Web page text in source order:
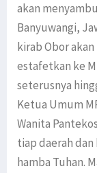
akan
Banyuwangi,
kirab Obor
estafetkan ke
seterusnya
Ketua Umum
Wanita
tiap daerah
hamba Tuhan.